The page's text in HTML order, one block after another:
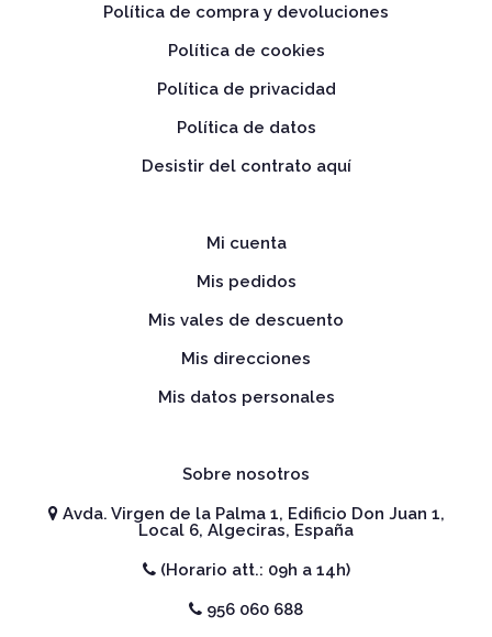
Política de compra y devoluciones
Política de cookies
Política de privacidad
Política de datos
Desistir del contrato aquí
Mi cuenta
Mis pedidos
Mis vales de descuento
Mis direcciones
Mis datos personales
Sobre nosotros
Avda. Virgen de la Palma 1, Edificio Don Juan 1,
Local 6, Algeciras, España
(Horario att.: 09h a 14h)
956 060 688